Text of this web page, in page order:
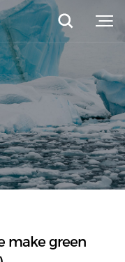
make green